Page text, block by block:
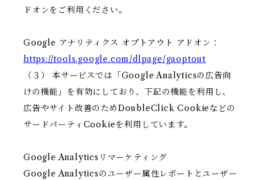
ドオンをご利用ください。
Google アナリティクス オプトアウト アドオン：
https://tools.google.com/dlpage/gaoptout
（３） 本サービスでは「Google Analyticsの広告向
けの機能」を有効にしており、下記の機能を利用し、
広告やサイト改善のためDoubleClick Cookieなどの
サードパーティCookieを利用しています。
Google Analyticsリマーケティング
Google Analyticsのユーザー属性レポートとユーザー